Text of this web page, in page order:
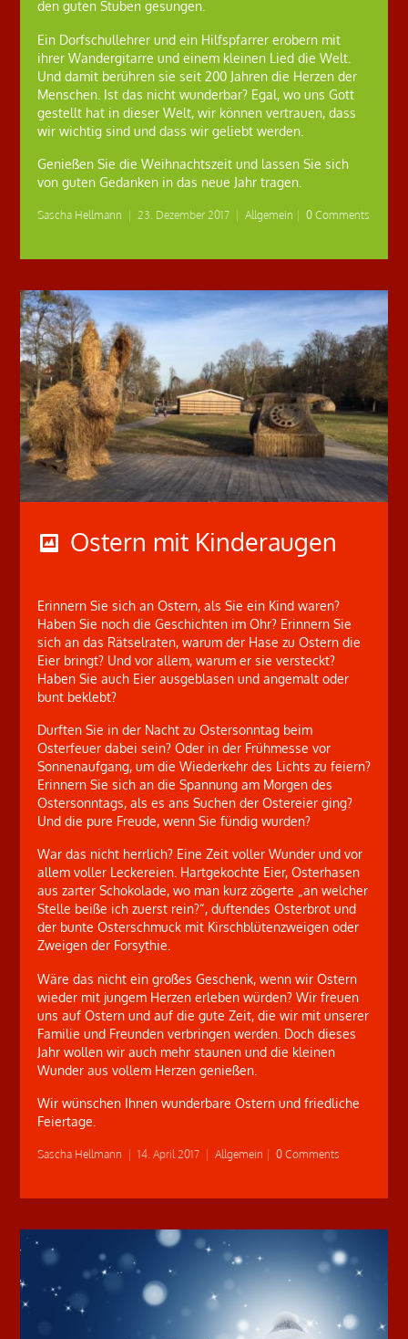
den guten Stuben gesungen.
Ein Dorfschullehrer und ein Hilfspfarrer erobern mit
ihrer Wandergitarre und einem kleinen Lied die Welt.
Und damit berühren sie seit 200 Jahren die Herzen der
Menschen. Ist das nicht wunderbar? Egal, wo uns Gott
gestellt hat in dieser Welt, wir können vertrauen, dass
wir wichtig sind und dass wir geliebt werden.
Genießen Sie die Weihnachtszeit und lassen Sie sich
von guten Gedanken in das neue Jahr tragen.
Sascha Hellmann 23. Dezember 2017 Allgemein 0 Comments
Ostern mit Kinderaugen
Erinnern Sie sich an Ostern, als Sie ein Kind waren?
Haben Sie noch die Geschichten im Ohr? Erinnern Sie
sich an das Rätselraten, warum der Hase zu Ostern die
Eier bringt? Und vor allem, warum er sie versteckt?
Haben Sie auch Eier ausgeblasen und angemalt oder
bunt beklebt?
Durften Sie in der Nacht zu Ostersonntag beim
Osterfeuer dabei sein? Oder in der Frühmesse vor
Sonnenaufgang, um die Wiederkehr des Lichts zu feiern?
Erinnern Sie sich an die Spannung am Morgen des
Ostersonntags, als es ans Suchen der Ostereier ging?
Und die pure Freude, wenn Sie fündig wurden?
War das nicht herrlich? Eine Zeit voller Wunder und vor
allem voller Leckereien. Hartgekochte Eier, Osterhasen
aus zarter Schokolade, wo man kurz zögerte „an welcher
Stelle beiße ich zuerst rein?“, duftendes Osterbrot und
der bunte Osterschmuck mit Kirschblütenzweigen oder
Zweigen der Forsythie.
Wäre das nicht ein großes Geschenk, wenn wir Ostern
wieder mit jungem Herzen erleben würden? Wir freuen
uns auf Ostern und auf die gute Zeit, die wir mit unserer
Familie und Freunden verbringen werden. Doch dieses
Jahr wollen wir auch mehr staunen und die kleinen
Wunder aus vollem Herzen genießen.
Wir wünschen Ihnen wunderbare Ostern und friedliche
Feiertage.
Sascha Hellmann 14. April 2017 Allgemein 0 Comments